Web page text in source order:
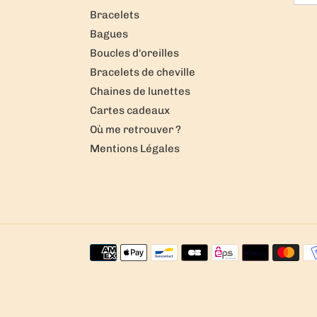
Bracelets
Bagues
Boucles d'oreilles
Bracelets de cheville
Chaines de lunettes
Cartes cadeaux
Où me retrouver ?
Mentions Légales
Moyens